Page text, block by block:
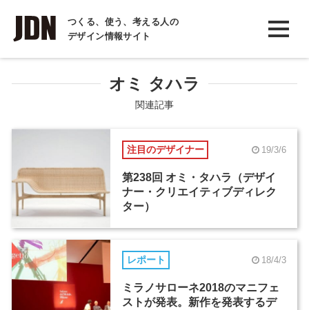
つくる、使う、考える人の
デザイン情報サイト
INTERVIEW
インタビュー
COLUMN
オミ タハラ
関連記事
注目のデザイナー 19/3/6
第238回 オミ・タハラ（デザイ
ナー・クリエイティブディレク
ター）
レポート 18/4/3
ミラノサローネ2018のマニフェ
ストが発表。新作を発表するデ